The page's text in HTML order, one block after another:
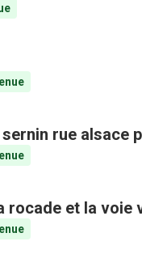
rue alsace
rocade et la voie